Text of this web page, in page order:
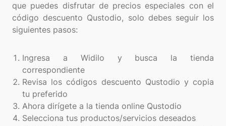
que puedes disfrutar de precios especiales con el
código descuento Qustodio, solo debes seguir los
siguientes pasos:
Ingresa a Widilo y busca la tienda
correspondiente
Revisa los códigos descuento Qustodio y copia
tu preferido
Ahora dirígete a la tienda online Qustodio
Selecciona tus productos/servicios deseados